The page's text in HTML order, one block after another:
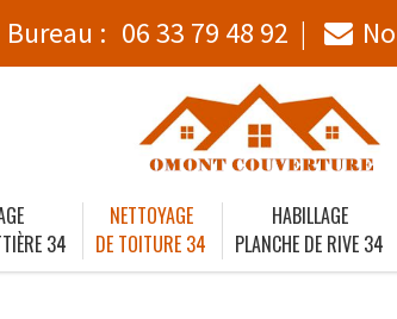
Bureau : 06 33 79 48 92
34
NETTOYAGE
DE TOITURE 34
HABILLAGE
PLANCHE DE RIVE 34